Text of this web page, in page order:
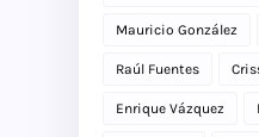
Mauricio González
Raúl Fuentes
Enrique Vázquez